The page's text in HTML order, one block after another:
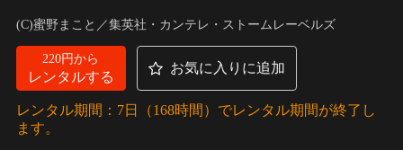
てきなさい！」と言われている。
子
(C)蜜野まこと／集英社・カンテレ・ストームレーベルズ
220円から
レンタルする
お気に入りに追加
レンタル期間：7日（168時間）でレンタル期間が終了し
ます。